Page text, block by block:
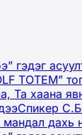
гэдэг
TOTEM”
Та хаана
Спикер
дахь